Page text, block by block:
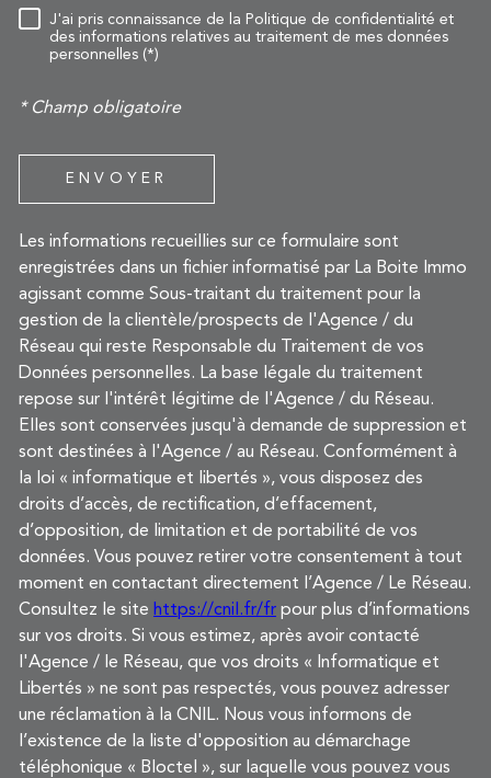
RÈGLEMENTATION
J'ai pris connaissance de la Politique de confidentialité et
des informations relatives au traitement de mes données
personnelles (*)
* Champ obligatoire
ENVOYER
Les informations recueillies sur ce formulaire sont
enregistrées dans un fichier informatisé par La Boite Immo
agissant comme Sous-traitant du traitement pour la
gestion de la clientèle/prospects de l'Agence / du
Réseau qui reste Responsable du Traitement de vos
Données personnelles. La base légale du traitement
repose sur l'intérêt légitime de l'Agence / du Réseau.
Elles sont conservées jusqu'à demande de suppression et
sont destinées à l'Agence / au Réseau. Conformément à
la loi « informatique et libertés », vous disposez des
droits d’accès, de rectification, d’effacement,
d’opposition, de limitation et de portabilité de vos
données. Vous pouvez retirer votre consentement à tout
moment en contactant directement l’Agence / Le Réseau.
Consultez le site https://cnil.fr/fr pour plus d’informations
sur vos droits. Si vous estimez, après avoir contacté
l'Agence / le Réseau, que vos droits « Informatique et
Libertés » ne sont pas respectés, vous pouvez adresser
une réclamation à la CNIL. Nous vous informons de
l’existence de la liste d'opposition au démarchage
téléphonique « Bloctel », sur laquelle vous pouvez vous